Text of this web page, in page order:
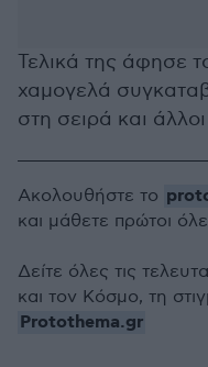
Τελικά της άφησε
χαμογελά
στη σειρά και
Ακολουθήστε το
και μάθετε πρώτοι
Δείτε όλες τις
και τον Κόσμο, τη
Protothema.gr